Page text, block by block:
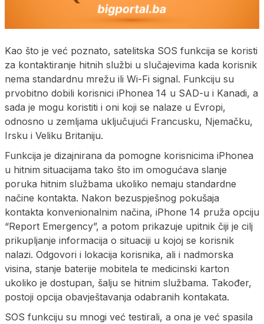
Kao što je već poznato, satelitska SOS funkcija se koristi
za kontaktiranje hitnih službi u slučajevima kada korisnik
nema standardnu mrežu ili Wi-Fi signal. Funkciju su
prvobitno dobili korisnici iPhonea 14 u SAD-u i Kanadi, a
sada je mogu koristiti i oni koji se nalaze u Evropi,
odnosno u zemljama uključujući Francusku, Njemačku,
Irsku i Veliku Britaniju.
Funkcija je dizajnirana da pomogne korisnicima iPhonea
u hitnim situacijama tako što im omogućava slanje
poruka hitnim službama ukoliko nemaju standardne
načine kontakta. Nakon bezuspješnog pokušaja
kontakta konvenionalnim načina, iPhone 14 pruža opciju
“Report Emergency”, a potom prikazuje upitnik čiji je cilj
prikupljanje informacija o situaciji u kojoj se korisnik
nalazi. Odgovori i lokacija korisnika, ali i nadmorska
visina, stanje baterije mobitela te medicinski karton
ukoliko je dostupan, šalju se hitnim službama. Također,
postoji opcija obavještavanja odabranih kontakata.
SOS funkciju su mnogi već testirali, a ona je već spasila